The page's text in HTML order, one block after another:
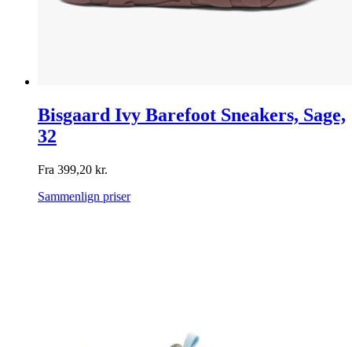
Bisgaard Ivy Barefoot Sneakers, Sage,
32
Fra 399,20 kr.
Sammenlign priser